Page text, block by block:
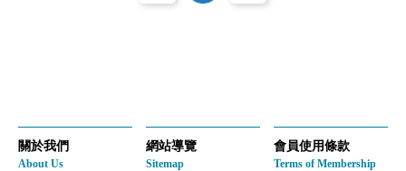
關於我們
About Us
網站導覽
Sitemap
會員使用條款
Terms of Membership